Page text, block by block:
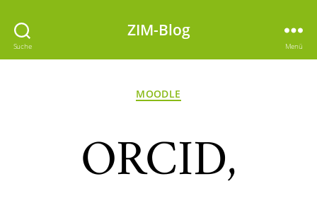
Suche
ZIM-Blog
Menü
Kategorien
MOODLE
ORCID,